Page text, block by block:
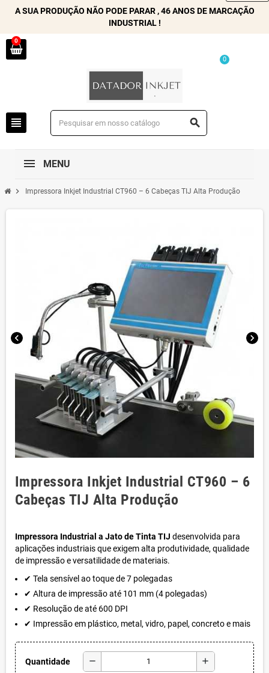
A SUA PRODUÇÃO NÃO PODE PARAR , 46 ANOS DE MARCAÇÃO
INDUSTRIAL !
0
view_headline search
0
MENU
chevron_right Impressora Inkjet Industrial CT960 – 6 Cabeças TIJ Alta Produção
chevron_left chevron_right
Impressora Inkjet Industrial CT960 – 6
Cabeças TIJ Alta Produção
Impressora Industrial a Jato de Tinta TIJ desenvolvida para
aplicações industriais que exigem alta produtividade, qualidade
de impressão e versatilidade de materiais.
✔ Tela sensível ao toque de 7 polegadas
✔ Altura de impressão até 101 mm (4 polegadas)
✔ Resolução de até 600 DPI
✔ Impressão em plástico, metal, vidro, papel, concreto e mais
Quantidade remove add